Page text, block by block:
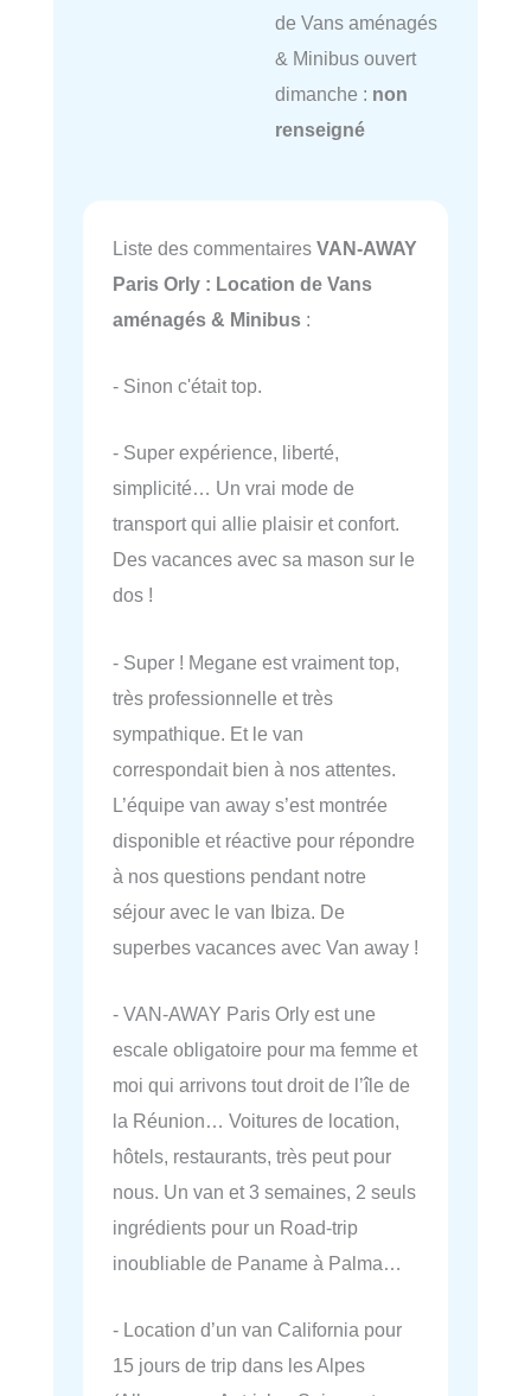
de Vans aménagés
& Minibus ouvert
dimanche : non
renseigné
Liste des commentaires VAN-AWAY
Paris Orly : Location de Vans
aménagés & Minibus :
- Sinon c'était top.
- Super expérience, liberté,
simplicité… Un vrai mode de
transport qui allie plaisir et confort.
Des vacances avec sa mason sur le
dos !
- Super ! Megane est vraiment top,
très professionnelle et très
sympathique. Et le van
correspondait bien à nos attentes.
L’équipe van away s’est montrée
disponible et réactive pour répondre
à nos questions pendant notre
séjour avec le van Ibiza. De
superbes vacances avec Van away !
- VAN-AWAY Paris Orly est une
escale obligatoire pour ma femme et
moi qui arrivons tout droit de l’île de
la Réunion… Voitures de location,
hôtels, restaurants, très peut pour
nous. Un van et 3 semaines, 2 seuls
ingrédients pour un Road-trip
inoubliable de Paname à Palma…
- Location d’un van California pour
15 jours de trip dans les Alpes